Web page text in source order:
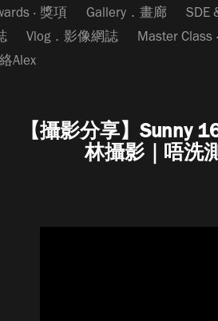
‧ 獎項 Gallery．畫廊 SDE
Vlog．影像網誌 Master Class
Alex
【攝影分享】Sunny
林攝影｜唔洗